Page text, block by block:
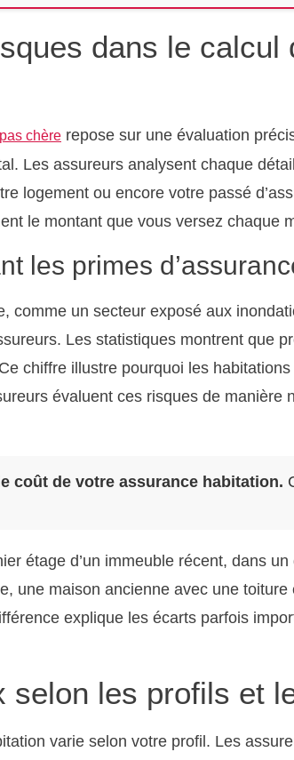
dans le calcul
chère repose sur une évaluation
Les assureurs analysent chaque
logement ou encore votre passé
le montant que vous versez chaque
les primes
comme un secteur exposé aux
Les statistiques montrent que
chiffre illustre pourquoi les
évaluent ces risques de manière
coût de votre assurance habitation.
étage d’un immeuble récent, dans
une maison ancienne avec une
explique les écarts parfois
selon les profils et
varie selon votre profil. Les